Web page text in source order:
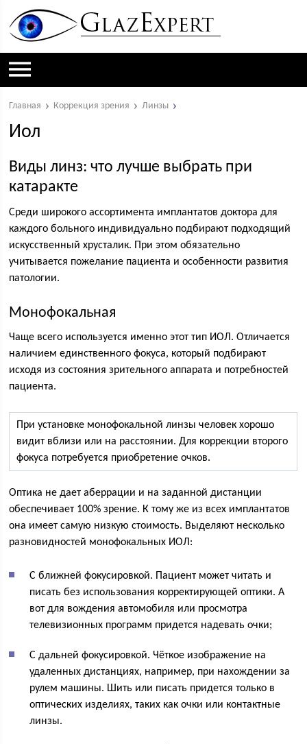
Главная Коррекция зрения Линзы
Иол
Виды линз: что лучше выбрать при
катаракте
Среди широкого ассортимента имплантатов доктора для
каждого больного индивидуально подбирают подходящий
искусственный хрусталик. При этом обязательно
учитывается пожелание пациента и особенности развития
патологии.
Монофокальная
Чаще всего используется именно этот тип ИОЛ. Отличается
наличием единственного фокуса, который подбирают
исходя из состояния зрительного аппарата и потребностей
пациента.
При установке монофокальной линзы человек хорошо
видит вблизи или на расстоянии. Для коррекции второго
фокуса потребуется приобретение очков.
Оптика не дает аберрации и на заданной дистанции
обеспечивает 100% зрение. К тому же из всех имплантатов
она имеет самую низкую стоимость. Выделяют несколько
разновидностей монофокальных ИОЛ:
С ближней фокусировкой. Пациент может читать и
писать без использования корректирующей оптики. А
вот для вождения автомобиля или просмотра
телевизионных программ придется надевать очки;
С дальней фокусировкой. Чёткое изображение на
удаленных дистанциях, например, при нахождении за
рулем машины. Шить или писать придется только в
оптических изделиях, таких как очки или контактные
линзы.